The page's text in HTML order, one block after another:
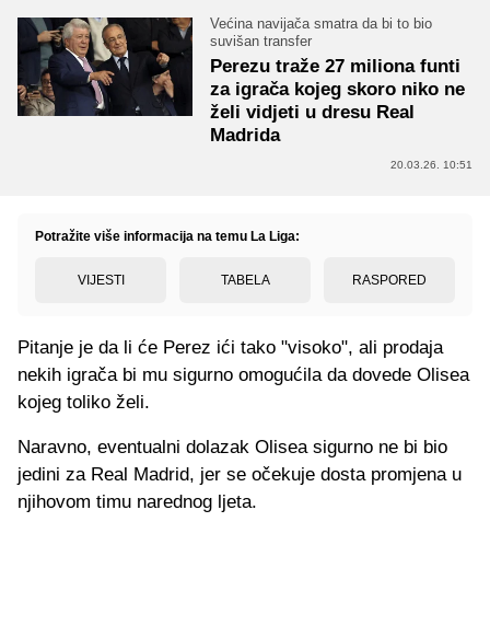
Većina navijača smatra da bi to bio
suvišan transfer
Perezu traže 27 miliona funti
za igrača kojeg skoro niko ne
želi vidjeti u dresu Real
Madrida
20.03.26. 10:51
Potražite više informacija na temu La Liga:
VIJESTI TABELA RASPORED
Pitanje je da li će Perez ići tako "visoko", ali prodaja
nekih igrača bi mu sigurno omogućila da dovede Olisea
kojeg toliko želi.
Naravno, eventualni dolazak Olisea sigurno ne bi bio
jedini za Real Madrid, jer se očekuje dosta promjena u
njihovom timu narednog ljeta.